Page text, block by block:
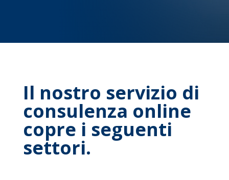
Il nostro servizio di
consulenza online
copre i seguenti
settori.